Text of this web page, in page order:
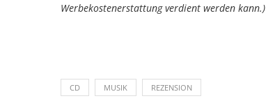
Werbekostenerstattung verdient werden kann.)
CD MUSIK REZENSION